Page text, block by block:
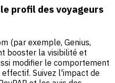
profil des voyageurs
(par exemple, Genius,
booster la visibilité et
modifier le comportement
Suivez l'impact de